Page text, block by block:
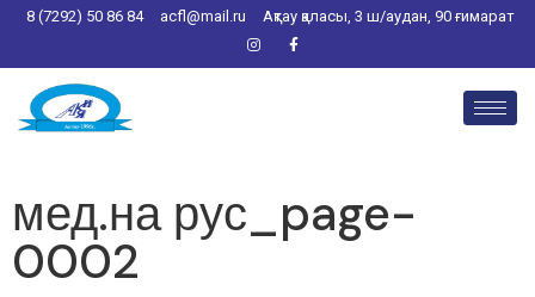
8 (7292) 50 86 84 acfl@mail.ru Ақтау қаласы, 3 ш/аудан, 90 ғимарат
мед.на рус_page-
0002